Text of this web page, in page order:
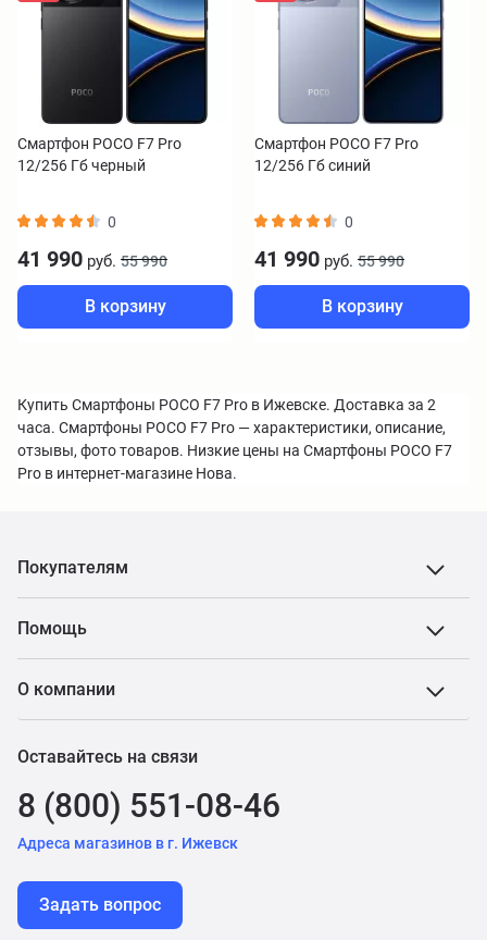
Смартфон POCO F7 Pro
12/256 Гб черный
0
41 990 руб. 55 990
В корзину
Смартфон POCO F7 Pro
12/256 Гб синий
0
41 990 руб. 55 990
В корзину
Купить Смартфоны POCO F7 Pro в Ижевске. Доставка за 2
часа. Смартфоны POCO F7 Pro — характеристики, описание,
отзывы, фото товаров. Низкие цены на Смартфоны POCO F7
Pro в интернет-магазине Нова.
Покупателям
Помощь
О компании
Оставайтесь на связи
8 (800) 551-08-46
Адреса магазинов в г. Ижевск
Задать вопрос